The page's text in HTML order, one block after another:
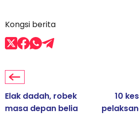
Kongsi berita
Elak dadah, robek
masa depan belia
10